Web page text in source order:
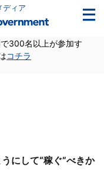
ディア
300名以上が参加す
コチラ
にして“稼ぐ”べきか